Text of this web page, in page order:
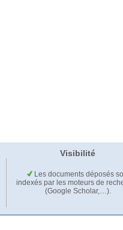
Visibilité
Les documents déposés
indexés par les moteurs de
(Google Scholar,…).